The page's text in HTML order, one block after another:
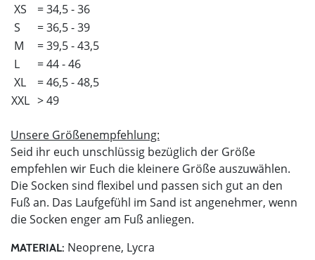
XS
= 34,5 - 36
S
= 36,5 - 39
M
= 39,5 - 43,5
L
= 44 - 46
XL
= 46,5 - 48,5
XXL > 49
Unsere Größenempfehlung:
Seid ihr euch unschlüssig bezüglich der Größe
empfehlen wir Euch die kleinere Größe auszuwählen.
Die Socken sind flexibel und passen sich gut an den
Fuß an. Das Laufgefühl im Sand ist angenehmer, wenn
die Socken enger am Fuß anliegen.
MATERIAL: Neoprene, Lycra